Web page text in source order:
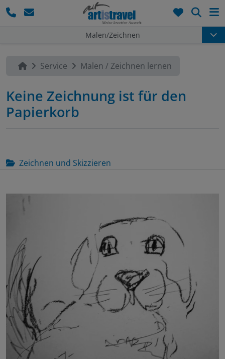
Malen/Zeichnen
Service Malen / Zeichnen lernen
Keine Zeichnung ist für den
Papierkorb
Zeichnen und Skizzieren